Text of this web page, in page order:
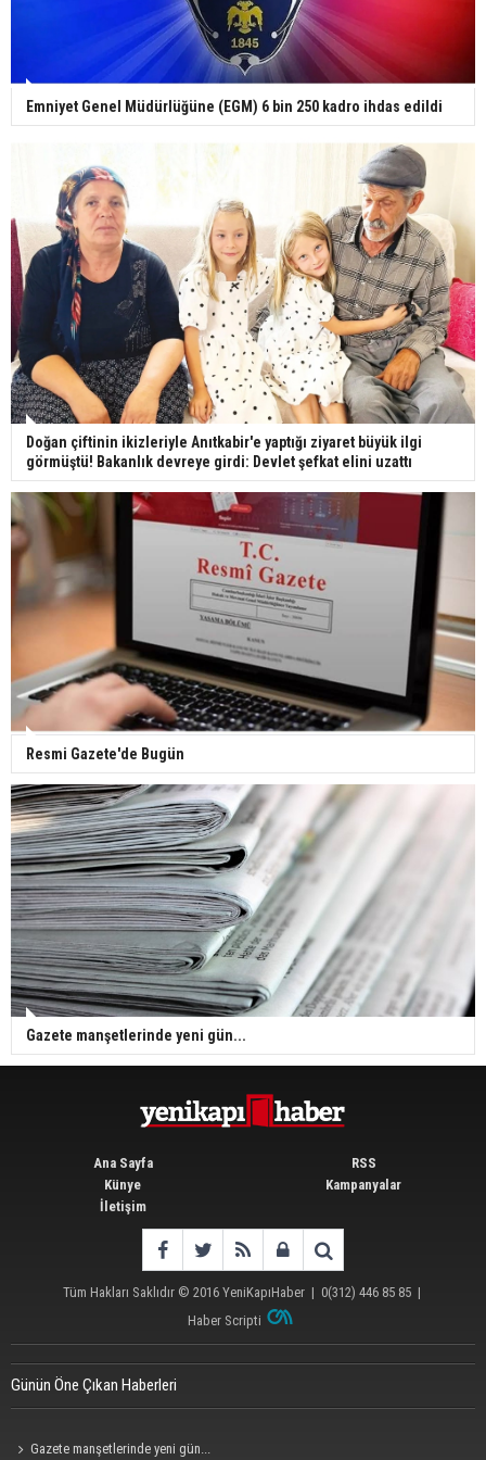
Emniyet Genel Müdürlüğüne (EGM) 6 bin 250 kadro ihdas edildi
Doğan çiftinin ikizleriyle Anıtkabir'e yaptığı ziyaret büyük ilgi
görmüştü! Bakanlık devreye girdi: Devlet şefkat elini uzattı
Resmi Gazete'de Bugün
Gazete manşetlerinde yeni gün...
Ana Sayfa
Künye
İletişim
RSS
Kampanyalar
Tüm Hakları Saklıdır © 2016 YeniKapıHaber| 0(312) 446 85 85|
Haber Scripti
Günün Öne Çıkan Haberleri
Gazete manşetlerinde yeni gün...